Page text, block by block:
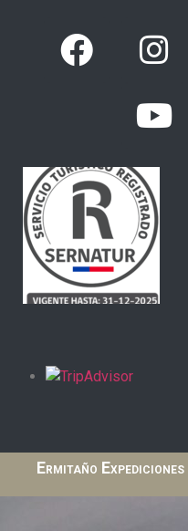
Ermitaño Expediciones